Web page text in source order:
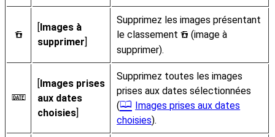
d
[Images à
supprimer]
Supprimez les images présentant
le classement d (image à
supprimer).
i
[Images prises
aux dates
choisies]
Supprimez toutes les images
prises aux dates sélectionnées
(
Images prises aux dates
choisies).